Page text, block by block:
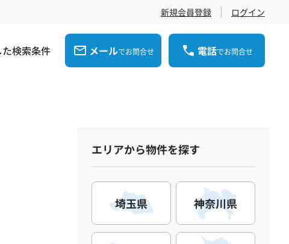
新規会員登録 ログイン
検索条件 メールでお問合せ 電話でお問合せ
エリアから物件を探す
埼玉県 神奈川県